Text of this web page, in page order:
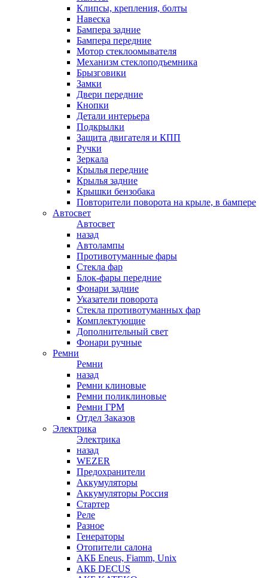
Клипсы, крепления, болты
Навеска
Бампера задние
Бампера передние
Мотор стеклоомывателя
Механизм стеклоподъемника
Брызговики
Замки
Двери передние
Кнопки
Детали интерьера
Подкрылки
Защита двигателя и КПП
Ручки
Зеркала
Крылья передние
Крылья задние
Крышки бензобака
Повторители поворота на крыле, в бампере
Автосвет
Автосвет
назад
Автолампы
Противотуманные фары
Стекла фар
Блок-фары передние
Фонари задние
Указатели поворота
Стекла противотуманных фар
Комплектующие
Дополнительный свет
Фонари ручные
Ремни
Ремни
назад
Ремни клиновые
Ремни поликлиновые
Ремни ГРМ
Отдел Заказов
Электрика
Электрика
назад
WEZER
Предохранители
Аккумуляторы
Аккумуляторы Россия
Стартер
Реле
Разное
Генераторы
Отопители салона
АКБ Eneus, Fiamm, Unix
АКБ DECUS